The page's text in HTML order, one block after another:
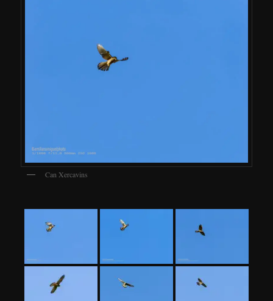
Can Xercavins